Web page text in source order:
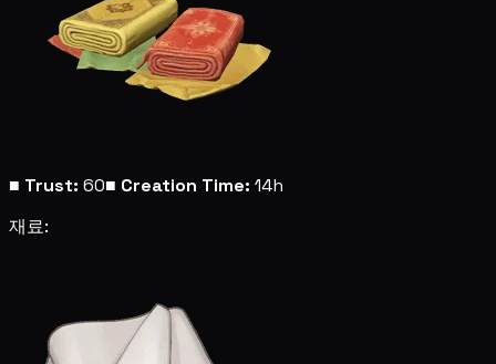
■ Trust: 60■ Creation Time: 14h
재료: